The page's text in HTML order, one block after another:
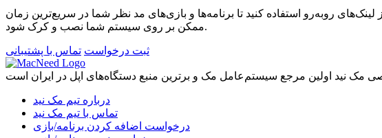
رو‌به‌رو استفاده کنید تا برنامه‌ها و بازی‌های مد نظر شما در سریع‌ترین زمان
ممکن بر روی سیستم شما نصب و کرک شود.
ثبت درخواست تماس با پشتیبانی
درباره تیم مک نید
تماس با تیم مک نید
درخواست اضافه کردن برنامه/بازی